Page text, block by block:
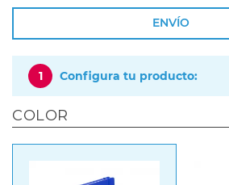
ENVÍO
1 Configura tu producto:
COLOR